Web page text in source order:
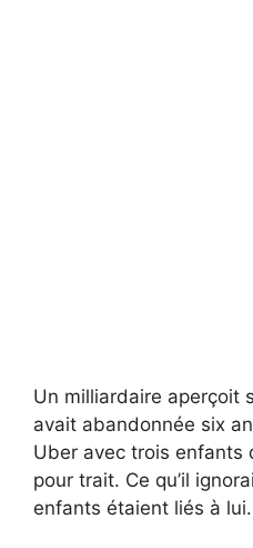
Un milliardaire aperçoit
avait abandonnée six
Uber avec trois enfants
pour trait. Ce qu’il
enfants étaient liés à lui.